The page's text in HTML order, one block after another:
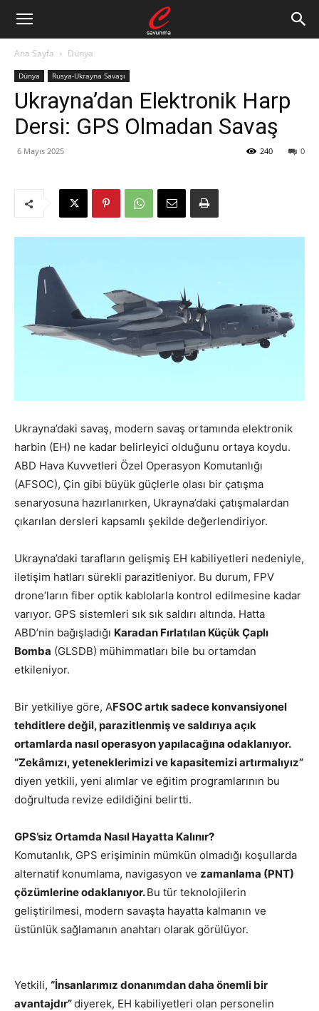
Ana Sayfa Dünya
Dünya Rusya-Ukrayna Savaşı
Ukrayna’dan Elektronik Harp
Dersi: GPS Olmadan Savaş
6 Mayıs 2025 0
240
Ukrayna’daki savaş, modern savaş ortamında elektronik
harbin (EH) ne kadar belirleyici olduğunu ortaya koydu.
ABD Hava Kuvvetleri Özel Operasyon Komutanlığı
(AFSOC), Çin gibi büyük güçlerle olası bir çatışma
senaryosuna hazırlanırken, Ukrayna’daki çatışmalardan
çıkarılan dersleri kapsamlı şekilde değerlendiriyor.
Ukrayna’daki tarafların gelişmiş EH kabiliyetleri nedeniyle,
iletişim hatları sürekli parazitleniyor. Bu durum, FPV
drone’ların fiber optik kablolarla kontrol edilmesine kadar
varıyor. GPS sistemleri sık sık saldırı altında. Hatta
ABD’nin bağışladığı Karadan Fırlatılan Küçük Çaplı
Bomba (GLSDB) mühimmatları bile bu ortamdan
etkileniyor.
Bir yetkiliye göre, AFSOC artık sadece konvansiyonel
tehditlere değil, parazitlenmiş ve saldırıya açık
ortamlarda nasıl operasyon yapılacağına odaklanıyor.
“Zekâmızı, yeteneklerimizi ve kapasitemizi artırmalıyız”
diyen yetkili, yeni alımlar ve eğitim programlarının bu
doğrultuda revize edildiğini belirtti.
GPS’siz Ortamda Nasıl Hayatta Kalınır?
Komutanlık, GPS erişiminin mümkün olmadığı koşullarda
alternatif konumlama, navigasyon ve zamanlama (PNT)
çözümlerine odaklanıyor.Bu tür teknolojilerin
geliştirilmesi, modern savaşta hayatta kalmanın ve
üstünlük sağlamanın anahtarı olarak görülüyor.
Yetkili, “İnsanlarımız donanımdan daha önemli bir
avantajdır”diyerek, EH kabiliyetleri olan personelin